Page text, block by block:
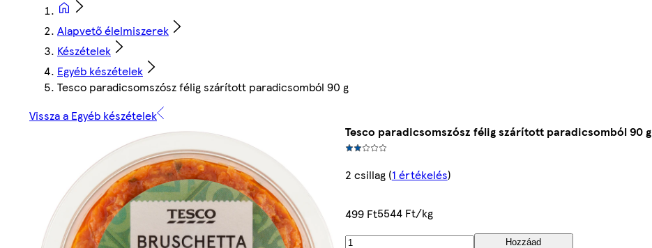
Alapvető élelmiszerek
Készételek
Egyéb készételek
Tesco paradicsomszósz félig szárított paradicsomból 90 g
Vissza a Egyéb készételek
Tesco paradicsomszósz félig szárított paradicsomból 90 g
2 csillag(1 értékelés)
499 Ft5544 Ft/kg
Hozzáad